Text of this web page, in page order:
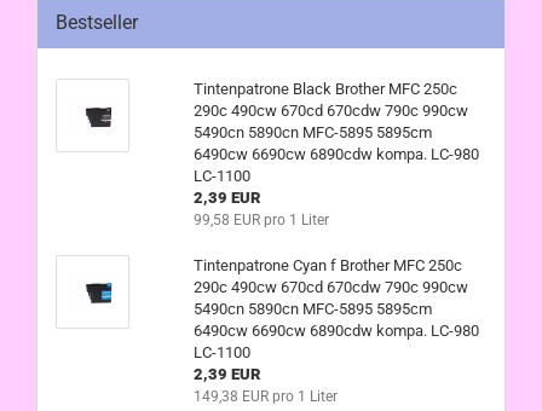
Bestseller
Tintenpatrone Black Brother MFC 250c
290c 490cw 670cd 670cdw 790c 990cw
5490cn 5890cn MFC-5895 5895cm
6490cw 6690cw 6890cdw kompa. LC-980
LC-1100
2,39 EUR
99,58 EUR pro 1 Liter
Tintenpatrone Cyan f Brother MFC 250c
290c 490cw 670cd 670cdw 790c 990cw
5490cn 5890cn MFC-5895 5895cm
6490cw 6690cw 6890cdw kompa. LC-980
LC-1100
2,39 EUR
149,38 EUR pro 1 Liter